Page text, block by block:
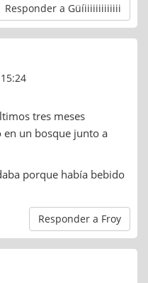
Responder a Güíiiiiiiiiiiiii
15:24
tres meses
en un bosque junto a
porque había bebido
Responder a Froy